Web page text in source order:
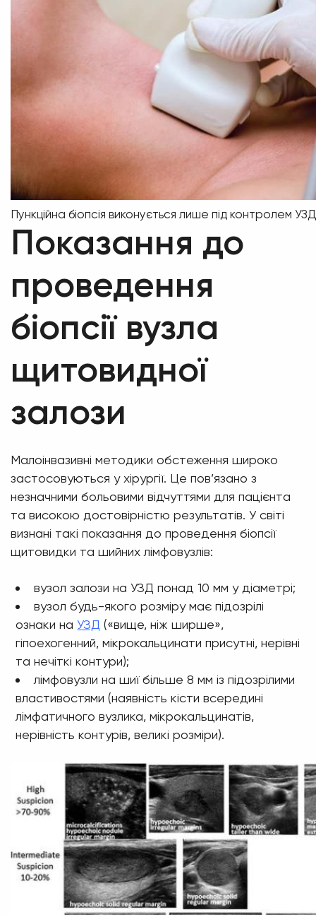
Пункційна біопсія виконується лише під контролем УЗД
Показання до
проведення
біопсії вузла
щитовидної
залози
Малоінвазивні методики обстеження широко
застосовуються у хірургії. Це пов’язано з
незначними больовими відчуттями для пацієнта
та високою достовірністю результатів. У світі
визнані такі показання до проведення біопсії
щитовидки та шийних лімфовузлів:
вузол залози на УЗД понад 10 мм у діаметрі;
вузол будь-якого розміру має підозрілі
ознаки наУЗД («вище, ніж ширше»,
гіпоехогенний, мікрокальцинати присутні, нерівні
та нечіткі контури);
лімфовузли на шиї більше 8 мм із підозрілими
властивостями (наявність кісти всередині
лімфатичного вузлика, мікрокальцинатів,
нерівність контурів, великі розміри).